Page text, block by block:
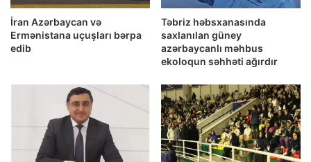
İran Azərbaycan və
Ermənistana uçuşları bərpa
edib
Təbriz həbsxanasında
saxlanılan güney
azərbaycanlı məhbus
ekoloqun səhhəti ağırdır